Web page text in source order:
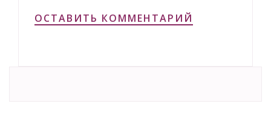
ОСТАВИТЬ КОММЕНТАРИЙ